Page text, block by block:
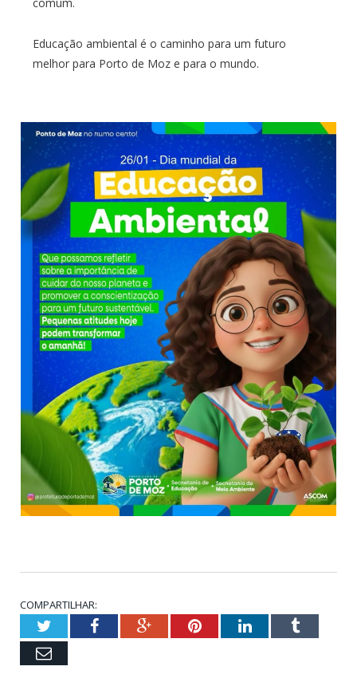
Educação ambiental é o caminho para um futuro
melhor para Porto de Moz e para o mundo.
COMPARTILHAR:
TwitterFacebookGoogle+PinterestLinkedInTumblr
Email